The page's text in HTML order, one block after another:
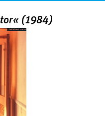
(1984)